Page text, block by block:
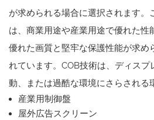
が求められる場合に選択されます。
は、商業用途や産業用途で優れた性
優れた画質と堅牢な保護性能が求め
れています。COB技術は、ディスプ
動、または過酷な環境にさらされる
産業用制御盤
屋外広告スクリーン